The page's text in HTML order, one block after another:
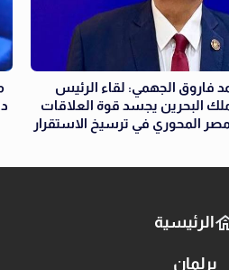
فاروق الجهمي: لقاء الرئيس
البحرين يجسد قوة العلاقات
مصر المحوري في ترسيخ الاستقرار
الرئيسية
برلمان